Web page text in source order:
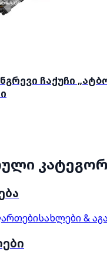
ჩაქუჩი
სახლები &